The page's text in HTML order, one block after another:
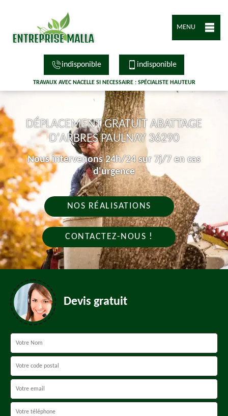
MENU
indisponible indisponible
TRAVAUX AVEC NACELLE SI NECESSAIRE : SPÉCIALISTE HAUTEUR
DÉPLACEMENT GRATUIT ABATTAGE
D'ARBRES PAULNAY 36290
Nous intervenons 24h/24 sur 7j/7 en cas
d'urgence
NOS RÉALISATIONS
CONTACTEZ-NOUS !
Devis gratuit